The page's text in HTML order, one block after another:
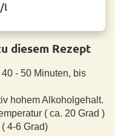
l
diesem Rezept
- 50 Minuten, bis
hohem Alkoholgehalt.
( ca. 20 Grad )
4-6 Grad)